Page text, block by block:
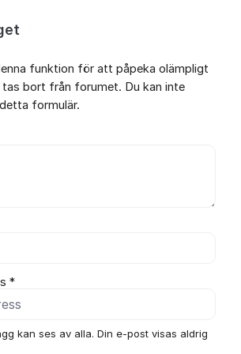
funktion för att påpeka olämpligt
tas bort från forumet. Du kan inte
formulär.
*
kan ses av alla. Din e-post visas aldrig